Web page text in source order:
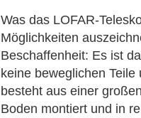
Was das LOFAR-
Möglichkeiten
Beschaffenheit: Es ist
keine beweglichen
besteht aus einer
Boden montiert und in